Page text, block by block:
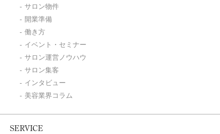
サロン物件
開業準備
働き方
イベント・セミナー
サロン運営ノウハウ
サロン集客
インタビュー
美容業界コラム
SERVICE